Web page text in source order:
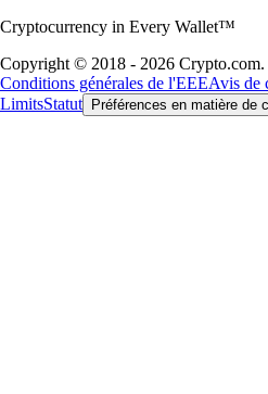
Cryptocurrency in Every Wallet™
Copyright © 2018 - 2026 Crypto.com.
Conditions générales de l'EEEAvis de
LimitsStatut Préférences en matière de